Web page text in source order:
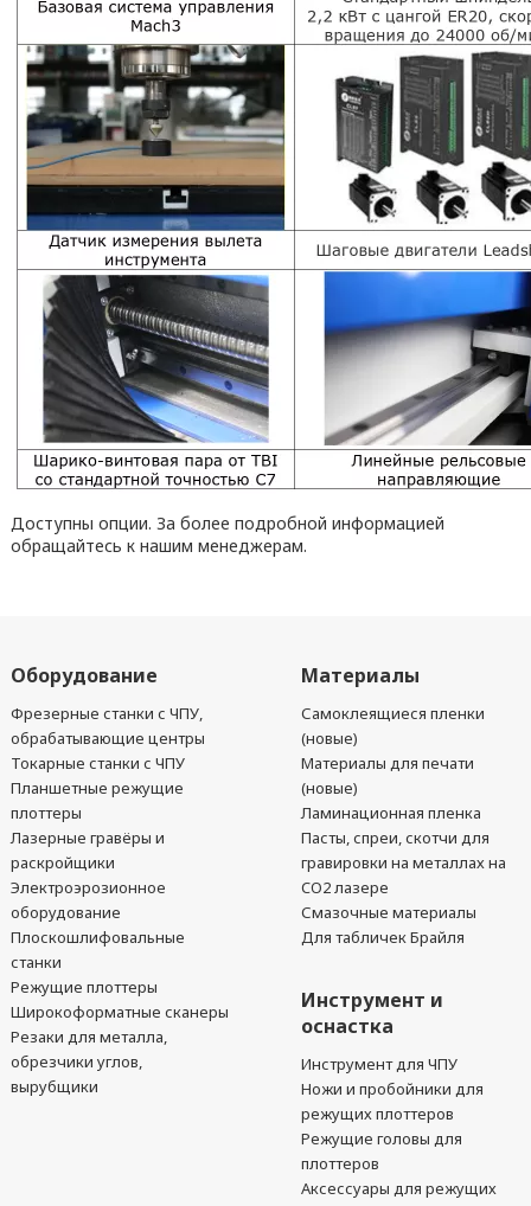
Доступны опции. За более подробной информацией
обращайтесь к нашим менеджерам.
Оборудование
Фрезерные станки с ЧПУ,
обрабатывающие центры
Токарные станки с ЧПУ
Планшетные режущие
плоттеры
Лазерные гравёры и
раскройщики
Электроэрозионное
оборудование
Плоскошлифовальные
станки
Режущие плоттеры
Широкоформатные сканеры
Резаки для металла,
обрезчики углов,
вырубщики
Материалы
Самоклеящиеся пленки
(новые)
Материалы для печати
(новые)
Ламинационная пленка
Пасты, спреи, скотчи для
гравировки на металлах на
CO2 лазере
Смазочные материалы
Для табличек Брайля
Инструмент и
оснастка
Инструмент для ЧПУ
Ножи и пробойники для
режущих плоттеров
Режущие головы для
плоттеров
Аксессуары для режущих